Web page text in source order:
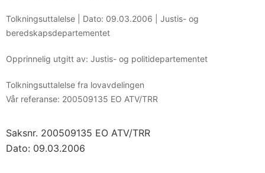
Tolkningsuttalelse | Dato: 09.03.2006
Justis- og
beredskapsdepartementet
Opprinnelig utgitt av: Justis- og politidepartementet
Tolkningsuttalelse fra lovavdelingen
Vår referanse: 200509135 EO ATV/TRR
Saksnr. 200509135 EO ATV/TRR
Dato: 09.03.2006